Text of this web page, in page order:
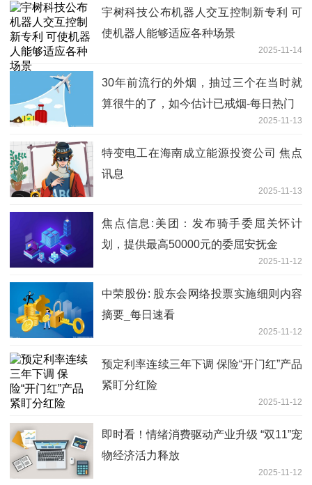
宇树科技公布机器人交互控制新专利 可
使机器人能够适应各种场景
2025-11-14
30年前流行的外烟，抽过三个在当时就
算很牛的了，如今估计已戒烟-每日热门
2025-11-13
特变电工在海南成立能源投资公司 焦点
讯息
2025-11-13
焦点信息:美团：发布骑手委屈关怀计
划，提供最高50000元的委屈安抚金
2025-11-12
中荣股份: 股东会网络投票实施细则内容
摘要_每日速看
2025-11-12
预定利率连续三年下调 保险“开门红”产品
紧盯分红险
2025-11-12
即时看！情绪消费驱动产业升级 “双11”宠
物经济活力释放
2025-11-12